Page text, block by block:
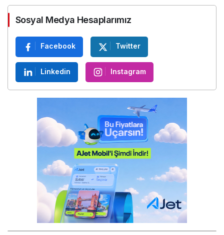
Sosyal Medya Hesaplarımız
Facebook Twitter
Linkedin Instagram